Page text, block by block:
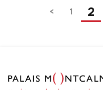
Pagination 1 2